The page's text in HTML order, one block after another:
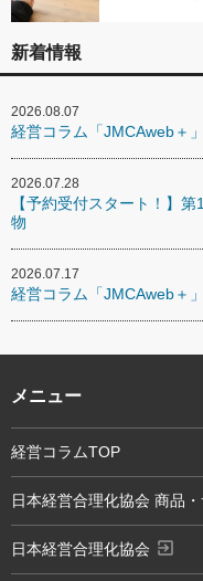
新着情報
2026.08.07
経営コラム「JMCAweb＋
2026.07.28
【予約受付スタート！】
物
2026.07.17
経営コラム「JMCAweb＋
メニュー
経営コラムTOP
日本経営合理化協会 商品
日本経営合理化協会 exit_to_app